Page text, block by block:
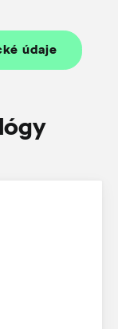
údaje